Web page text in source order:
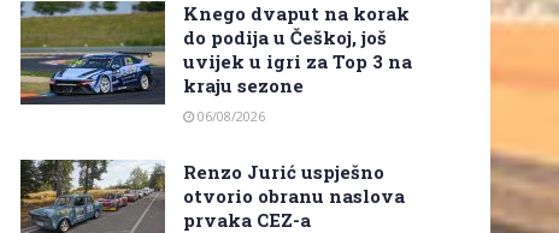
Knego dvaput na korak
do podija u Češkoj, još
uvijek u igri za Top 3 na
kraju sezone
06/08/2026
Renzo Jurić uspješno
otvorio obranu naslova
prvaka CEZ-a